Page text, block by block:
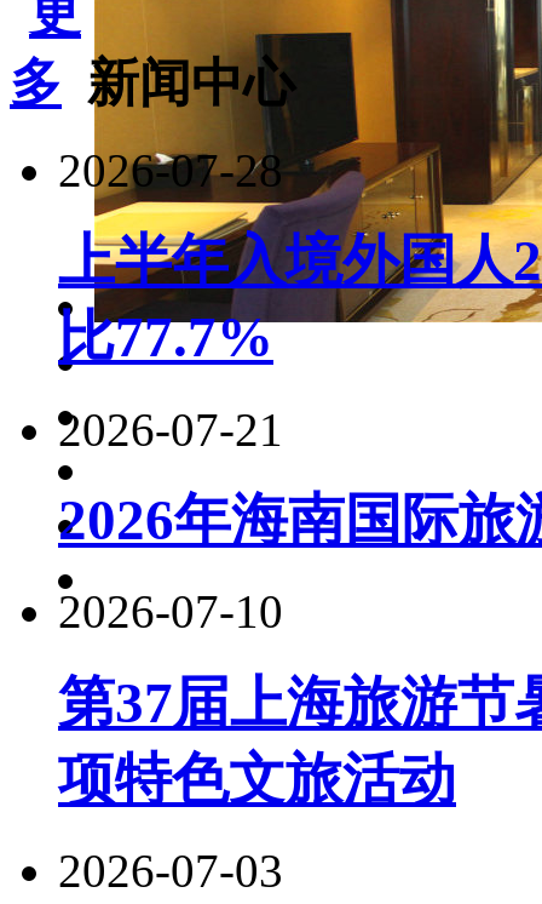
新闻中心
2026-07-28
上半年入境外国人
比77.7%
2026-07-21
2026年海南国际旅
2026-07-10
第37届上海旅游节
项特色文旅活动
2026-07-03